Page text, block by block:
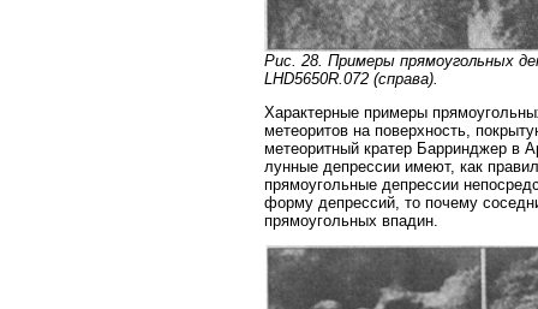
Рис. 28. Примеры прямоугольных
LHD5650R.072 (справа).
Характерные примеры
метеоритов на поверхность,
метеоритный кратер Барринджер в
лунные депрессии имеют, как
прямоугольные депрессии
форму депрессий, то почему
прямоугольных впадин.